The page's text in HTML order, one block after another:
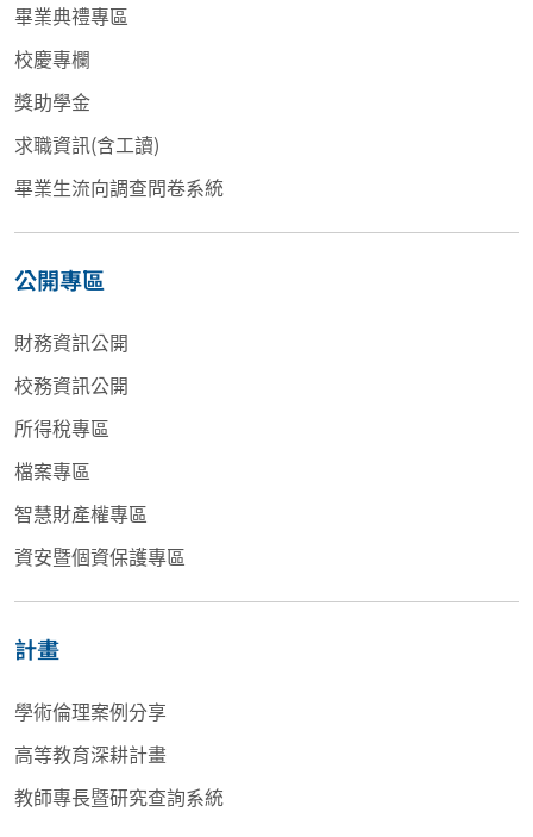
畢業典禮專區
校慶專欄
獎助學金
求職資訊(含工讀)
畢業生流向調查問卷系統
公開專區
財務資訊公開
校務資訊公開
所得稅專區
檔案專區
智慧財產權專區
資安暨個資保護專區
計畫
學術倫理案例分享
高等教育深耕計畫
教師專長暨研究查詢系統